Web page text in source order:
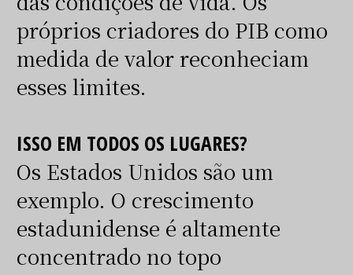
próprios criadores do PIB como
medida de valor reconheciam
esses limites.
ISSO EM TODOS OS LUGARES?
Os Estados Unidos são um
exemplo. O crescimento
estadunidense é altamente
concentrado no topo